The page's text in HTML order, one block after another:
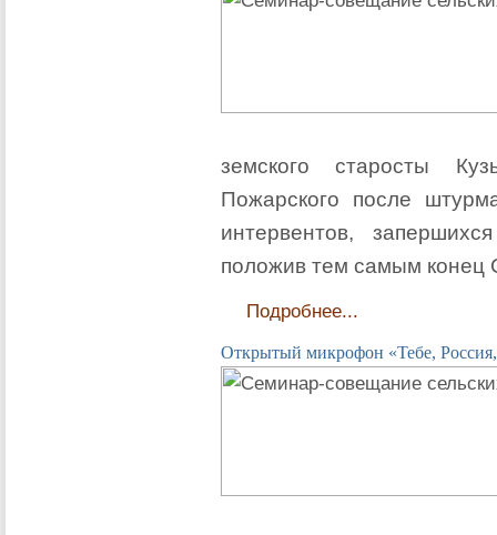
земского старосты
Пожарского после
интервентов,
положив тем самым конец
Подробнее...
Открытый микрофон «Тебе,